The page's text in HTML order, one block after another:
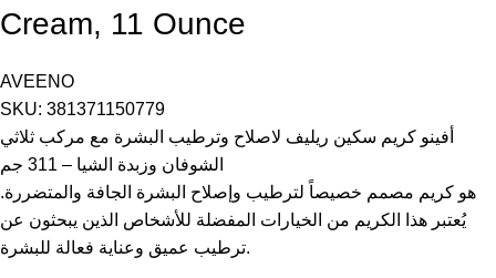
Cream, 11 Ounce
AVEENO
SKU: 381371150779
أفينو كريم سكين ريليف لاصلاح وترطيب البشرة مع مركب ثلاثي
الشوفان وزبدة الشيا – 311 جم
هو كريم مصمم خصيصاً لترطيب وإصلاح البشرة الجافة والمتضررة.
يُعتبر هذا الكريم من الخيارات المفضلة للأشخاص الذين يبحثون عن
ترطيب عميق وعناية فعالة للبشرة.